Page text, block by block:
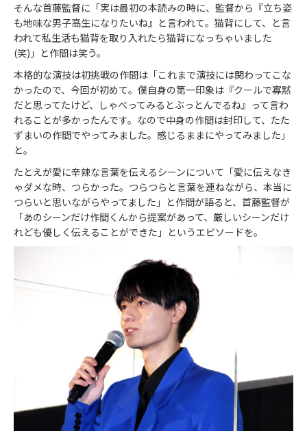
そんな首藤監督に「実は最初の本読みの時に、監督から『立ち姿
も地味な男子高生になりたいね』と言われて。猫背にして、と言
われて私生活も猫背を取り入れたら猫背になっちゃいました
(笑)」と作間は笑う。
本格的な演技は初挑戦の作間は「これまで演技には関わってこな
かったので、今回が初めて。僕自身の第一印象は『クールで寡黙
だと思ってたけど、しゃべってみるとぶっとんでるね』って言わ
れることが多かったんです。なので中身の作間は封印して、たた
ずまいの作間でやってみました。感じるままにやってみました」
と。
たとえが愛に辛辣な言葉を伝えるシーンについて「愛に伝えなき
ゃダメな時、つらかった。つらつらと言葉を連ねながら、本当に
つらいと思いながらやってました」と作間が語ると、首藤監督が
「あのシーンだけ作間くんから提案があって、厳しいシーンだけ
れども優しく伝えることができた」というエピソードを。